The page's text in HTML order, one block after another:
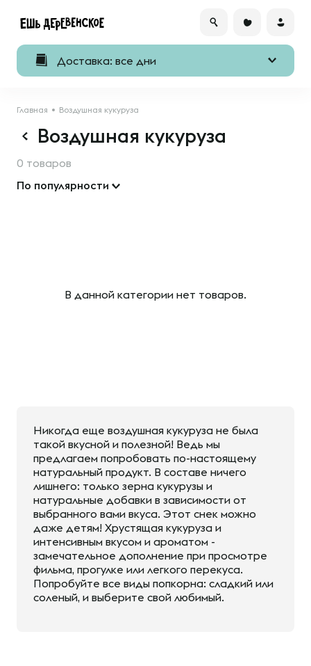
Доставка: все дни
Главная Воздушная кукуруза
Воздушная кукуруза
0 товаров
По популярности
В данной категории нет товаров.
Никогда еще воздушная кукуруза не была
такой вкусной и полезной! Ведь мы
предлагаем попробовать по-настоящему
натуральный продукт. В составе ничего
лишнего: только зерна кукурузы и
натуральные добавки в зависимости от
выбранного вами вкуса. Этот снек можно
даже детям! Хрустящая кукуруза и
интенсивным вкусом и ароматом -
замечательное дополнение при просмотре
фильма, прогулке или легкого перекуса.
Попробуйте все виды попкорна: сладкий или
соленый, и выберите свой любимый.